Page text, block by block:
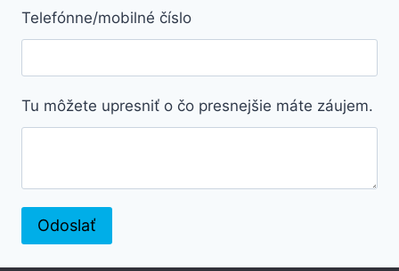
Telefónne/mobilné číslo
Tu môžete upresniť o čo presnejšie máte záujem.
Odoslať